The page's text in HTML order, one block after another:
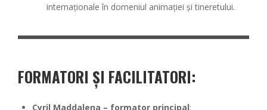
internaționale în domeniul animației și tineretului.
FORMATORI ȘI FACILITATORI:
Cyril Maddalena – formator principal: